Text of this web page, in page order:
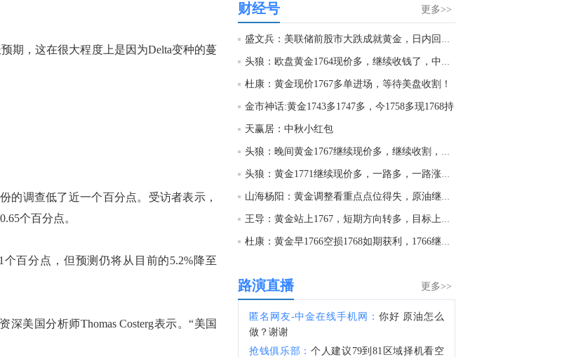
，这在很大程度上是因为Delta变种的蔓
调查低了近一个百分点。受访者表示，
个百分点。
分点，但预测仍将从目前的5.2%降至
美国分析师Thomas Costerg表示。“美国
土耳其官员：该协议并不针对任何特定国家，欢迎其他地区国家参与。
18:34:28
巴基斯坦外交部：防务协议规定，对三国中任何一国的武装袭击均应视为对所有三国的袭击。
更多>>
财经号
盛文兵：美联储前股市大跌成就黄金，日内回回撤继续短多
头狼：欧盘黄金1764现价多，继续收钱了，中秋之夜准备好了？
杜康：黄金现价1767多单进场，等待美盘收割！
金市神话:黄金1743多1747多，今1758多现1768持
天赢居：中秋小红包
头狼：晚间黄金1767继续现价多，继续收割，直接三连胜
头狼：黄金1771继续现价多，一路多，一路涨，四连胜
山海杨阳：黄金调整看重点点位得失，原油继续看震荡！
王导：黄金站上1767，短期方向转多，目标上涨1782！
杜康：黄金早1766空损1768如期获利，1766继续空！
更多>>
路演直播
匿名网友-中金在线手机网： 你好 原油怎么
做？谢谢
抢钱俱乐部： 个人建议79到81区域择机看空